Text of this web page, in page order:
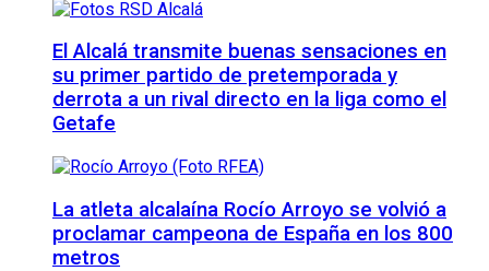
El Alcalá transmite buenas sensaciones en
su primer partido de pretemporada y
derrota a un rival directo en la liga como el
Getafe
La atleta alcalaína Rocío Arroyo se volvió a
proclamar campeona de España en los 800
metros